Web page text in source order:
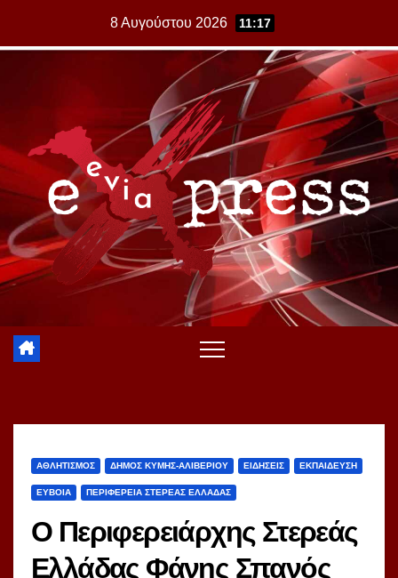
8 Αυγούστου 2026 11:17
ΑΘΛΗΤΙΣΜΟΣ ΔΗΜΟΣ ΚΥΜΗΣ-ΑΛΙΒΕΡΙΟΥ ΕΙΔΗΣΕΙΣ ΕΚΠΑΙΔΕΥΣΗ
ΕΥΒΟΙΑ ΠΕΡΙΦΕΡΕΙΑ ΣΤΕΡΕΑΣ ΕΛΛΑΔΑΣ
Ο Περιφερειάρχης Στερεάς
Ελλάδας Φάνης Σπανός